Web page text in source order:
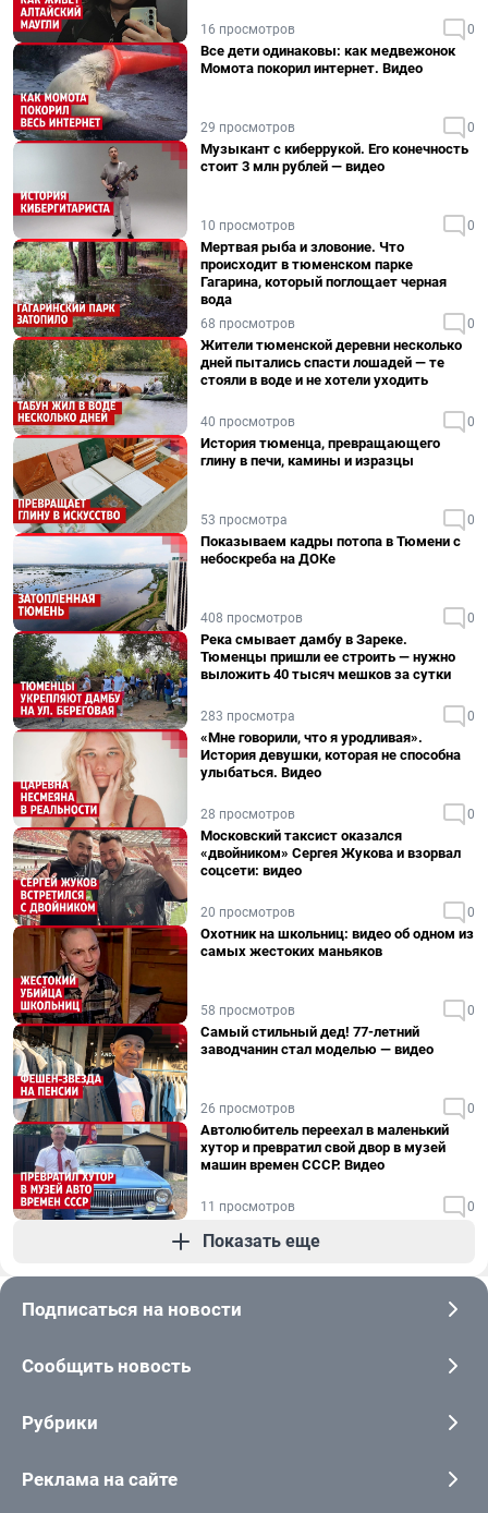
16 просмотров 0
Все дети одинаковы: как медвежонок
Момота покорил интернет. Видео
29 просмотров 0
Музыкант с киберрукой. Его конечность
стоит 3 млн рублей — видео
10 просмотров 0
Мертвая рыба и зловоние. Что
происходит в тюменском парке
Гагарина, который поглощает черная
вода
68 просмотров 0
Жители тюменской деревни несколько
дней пытались спасти лошадей — те
стояли в воде и не хотели уходить
40 просмотров 0
История тюменца, превращающего
глину в печи, камины и изразцы
53 просмотра 0
Показываем кадры потопа в Тюмени с
небоскреба на ДОКе
408 просмотров 0
Река смывает дамбу в Зареке.
Тюменцы пришли ее строить — нужно
выложить 40 тысяч мешков за сутки
283 просмотра 0
«Мне говорили, что я уродливая».
История девушки, которая не способна
улыбаться. Видео
28 просмотров 0
Московский таксист оказался
«двойником» Сергея Жукова и взорвал
соцсети: видео
20 просмотров 0
Охотник на школьниц: видео об одном из
самых жестоких маньяков
58 просмотров 0
Самый стильный дед! 77-летний
заводчанин стал моделью — видео
26 просмотров 0
Автолюбитель переехал в маленький
хутор и превратил свой двор в музей
машин времен СССР. Видео
11 просмотров 0
Показать еще
Подписаться на новости
Сообщить новость
Рубрики
Реклама на сайте